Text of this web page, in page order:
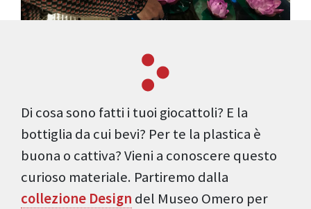
Di cosa sono fatti i tuoi giocattoli? E la
bottiglia da cui bevi? Per te la plastica è
buona o cattiva? Vieni a conoscere questo
curioso materiale. Partiremo dalla
collezione Design del Museo Omero per